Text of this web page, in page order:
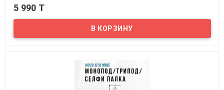
В наличии
Предлагаем вам зарядное устройство для зарядки сразу двух
аккумуляторов Canon от производителя BATMAX.
Совместимость: Canon EOS Rebel T3i T2i T4i T5i 600D 550D 650D
5 990 T